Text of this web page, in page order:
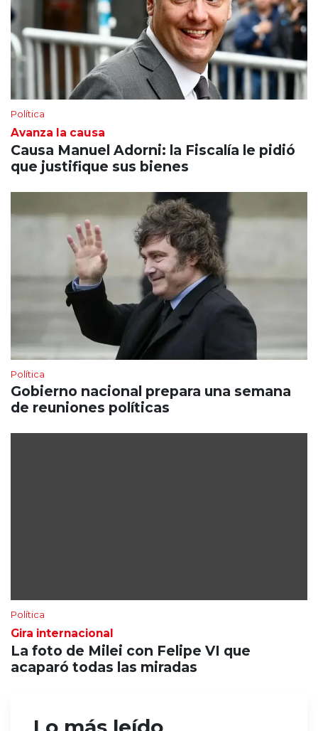
Política
Avanza la causa
Causa Manuel Adorni: la Fiscalía le pidió
que justifique sus bienes
Política
Gobierno nacional prepara una semana
de reuniones políticas
Política
Gira internacional
La foto de Milei con Felipe VI que
acaparó todas las miradas